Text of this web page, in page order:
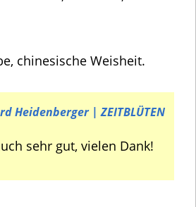
chinesische Weisheit.
Heidenberger | ZEITBLÜTEN
sehr gut, vielen Dank!